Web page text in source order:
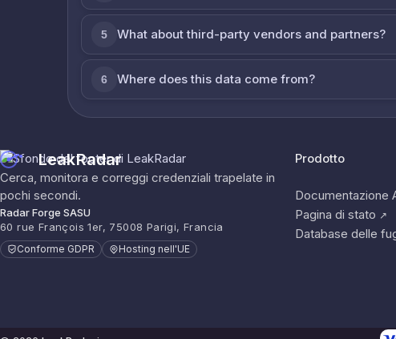
5 What about third-party vendors and partners?
6 Where does this data come from?
LeakRadar
Cerca, monitora e correggi credenziali trapelate in
pochi secondi.
Radar Forge SASU
60 rue François 1er, 75008 Parigi, Francia
Conforme GDPR Hosting nell'UE
Prodotto
Documentazione
Pagina di stato ↗
Database delle